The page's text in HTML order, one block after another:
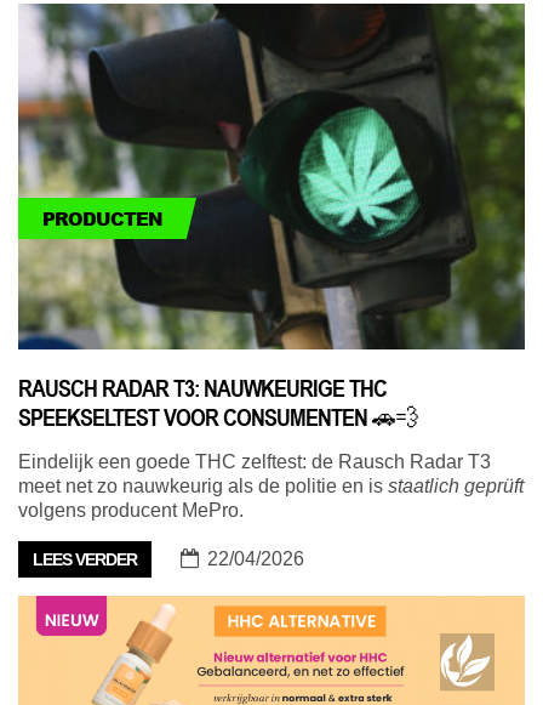
PRODUCTEN
RAUSCH RADAR T3: NAUWKEURIGE THC
SPEEKSELTEST VOOR CONSUMENTEN 🚗💨
Eindelijk een goede THC zelftest: de Rausch Radar T3
meet net zo nauwkeurig als de politie en is staatlich geprüft
volgens producent MePro.
LEES VERDER 22/04/2026